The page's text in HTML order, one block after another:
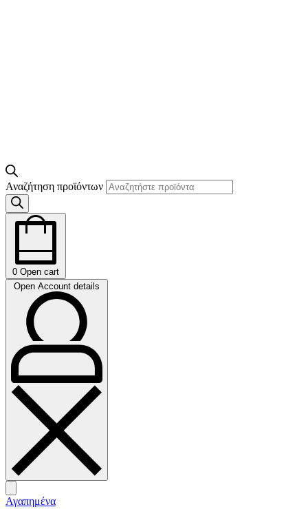
Αναζήτηση προϊόντων
0 Open cart
Open Account details
Αγαπημένα